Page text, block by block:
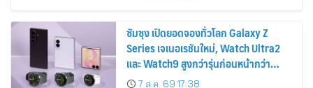
ซัมซุง เปิดยอดจองทั่วโลก Galaxy Z
Series เจเนอเรชันใหม่, Watch Ultra2
และ Watch9 สูงกว่ารุ่นก่อนหน้ากว่า
30%7 ส.ค. 69 17:38